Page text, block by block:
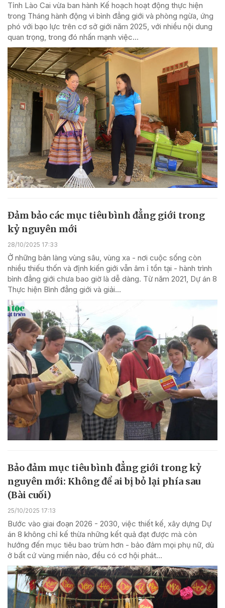
Tỉnh Lào Cai vừa ban hành Kế hoạch hoạt động thực hiện
trong Tháng hành động vì bình đẳng giới và phòng ngừa, ứng
phó với bạo lực trên cơ sở giới năm 2025, với nhiều nội dung
quan trọng, trong đó nhấn mạnh việc...
Đảm bảo các mục tiêu bình đẳng giới trong
kỷ nguyên mới
28/10/2025 17:33
Ở những bản làng vùng sâu, vùng xa - nơi cuộc sống còn
nhiều thiếu thốn và định kiến giới vẫn âm ỉ tồn tại - hành trình
bình đẳng giới chưa bao giờ là dễ dàng. Từ năm 2021, Dự án 8
Thực hiện Bình đẳng giới và giải...
Bảo đảm mục tiêu bình đẳng giới trong kỷ
nguyên mới: Không để ai bị bỏ lại phía sau
(Bài cuối)
25/10/2025 17:13
Bước vào giai đoạn 2026 - 2030, việc thiết kế, xây dựng Dự
án 8 không chỉ kế thừa những kết quả đạt được mà còn
hướng đến mục tiêu bao trùm hơn - bảo đảm mọi phụ nữ, dù
ở bất cứ vùng miền nào, đều có cơ hội phát...